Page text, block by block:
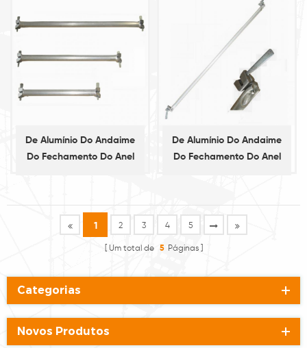
De Alumínio Do Andaime
Do Fechamento Do Anel
De Alumínio Do Andaime
Do Fechamento Do Anel
1 2 3 4 5
Um total de 5 Páginas
Categorias
Novos Produtos